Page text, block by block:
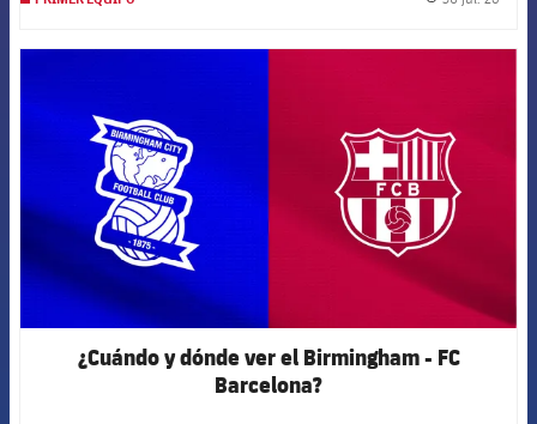
¿Cuándo y dónde ver el Birmingham - FC
Barcelona?